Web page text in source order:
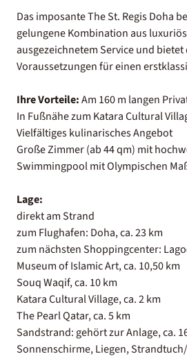
Das imposante The St. Regis Doha
gelungene Kombination aus
ausgezeichnetem Service und
Voraussetzungen für einen
Ihre Vorteile:Am 160 m langen
In Fußnähe zum Katara Cultural
Vielfältiges kulinarisches Angebot
Große Zimmer (ab 44 qm) mit
Swimmingpool mit Olympischen
Lage:
direkt am Strand
zum Flughafen: Doha, ca. 23 km
zum nächsten Shoppingcenter:
Museum of Islamic Art, ca. 10,50 km
Souq Waqif, ca. 10 km
Katara Cultural Village, ca. 2 km
The Pearl Qatar, ca. 5 km
Sandstrand: gehört zur Anlage, ca.
Sonnenschirme, Liegen,